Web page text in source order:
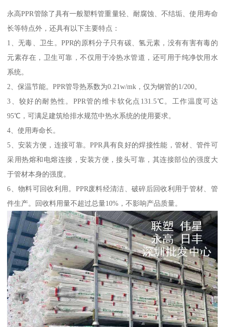
永高PPR管除了具有一般塑料管重量轻、耐腐蚀、不结垢、使用寿命
长等特点外，还具有以下主要特点：
1、无毒、卫生。PPR的原料分子只有碳、氢元素，没有有害有毒的
元素存在，卫生可靠，不仅用于冷热水管道，还可用于纯净饮用水
系统。
2、保温节能。PPR管导热系数为0.21w/mk，仅为钢管的1/200。
3、较好的耐热性。PPR管的维卡软化点131.5℃。工作温度可达
95℃，可满足建筑给排水规范中热水系统的使用要求。
4、使用寿命长。
5、安装方便，连接可靠。PPR具有良好的焊接性能，管材、管件可
采用热熔和电熔连接，安装方便，接头可靠，其连接部位的强度大
于管材本身的强度。
6、物料可回收利用。PPR废料经清洁、破碎后回收利用于管材、管
件生产。回收料用量不超过总量10%，不影响产品质量。